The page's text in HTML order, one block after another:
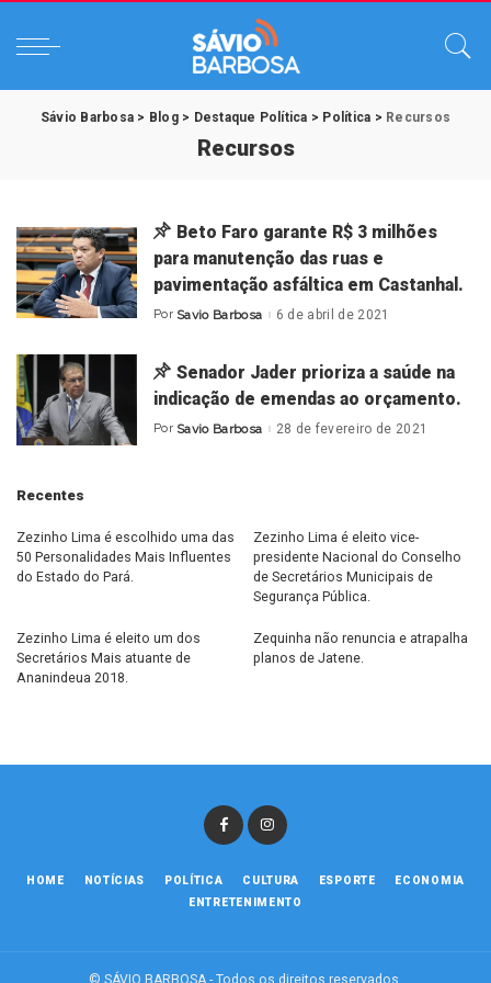
Sávio Barbosa > Blog> Destaque Política > Política > Recursos
Recursos
Beto Faro garante R$ 3 milhões
para manutenção das ruas e
pavimentação asfáltica em Castanhal.
Posted
Por Savio Barbosa 6 de abril de 2021
Senador Jader prioriza a saúde na
indicação de emendas ao orçamento.
Posted
Por Savio Barbosa 28 de fevereiro de 2021
Recentes
Zezinho Lima é escolhido uma das
50 Personalidades Mais Influentes
do Estado do Pará.
Zezinho Lima é eleito vice-
presidente Nacional do Conselho
de Secretários Municipais de
Segurança Pública.
Zezinho Lima é eleito um dos
Secretários Mais atuante de
Ananindeua 2018.
Zequinha não renuncia e atrapalha
planos de Jatene.
HOME NOTÍCIAS POLÍTICA CULTURA ESPORTE
ECONOMIA
ENTRETENIMENTO
© SÁVIO BARBOSA - Todos os direitos reservados.